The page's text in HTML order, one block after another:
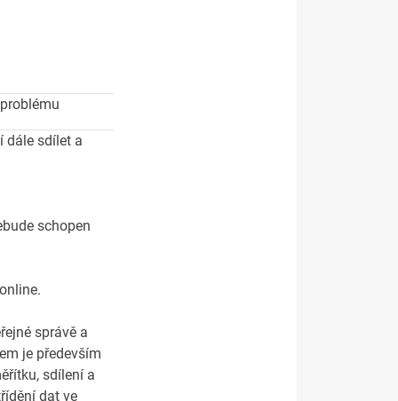
dále sdílet a
schopen
správě a
je především
sdílení a
dat ve